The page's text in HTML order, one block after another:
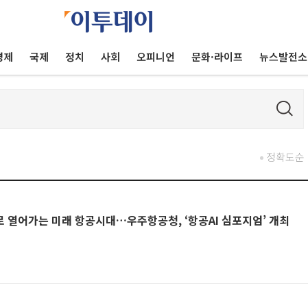
제 국제 정치 사회 오피니언 문화·라이프 뉴스발전소
정확도순
열어가는 미래 항공시대…우주항공청, ‘항공AI 심포지엄’ 개최